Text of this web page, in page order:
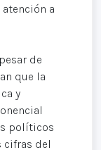
a
de
que la
y
políticos
cifras del